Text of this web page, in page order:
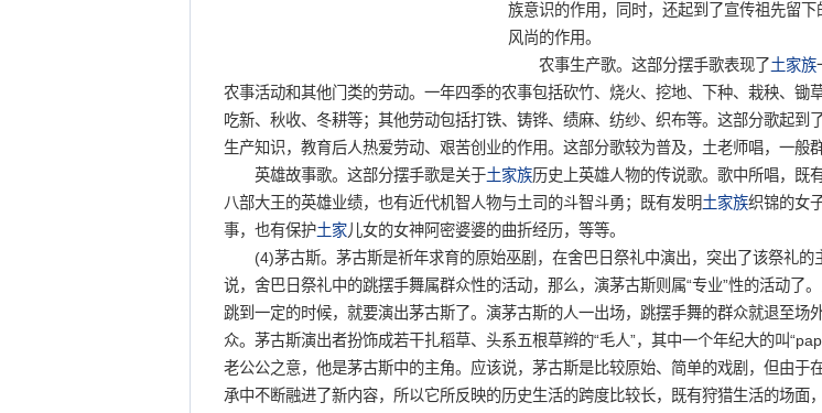
族意识的作用，同时，还起到了宣传祖先留下
风尚的作用。
农事生产歌。这部分摆手歌表现了土家族
农事活动和其他门类的劳动。一年四季的农事包括砍竹、烧火、挖地、下种、栽秧、锄草
吃新、秋收、冬耕等；其他劳动包括打铁、铸铧、绩麻、纺纱、织布等。这部分歌起到
生产知识，教育后人热爱劳动、艰苦创业的作用。这部分歌较为普及，土老师唱，一般群
英雄故事歌。这部分摆手歌是关于土家族历史上英雄人物的传说歌。歌中所唱，既
八部大王的英雄业绩，也有近代机智人物与土司的斗智斗勇；既有发明土家族织锦的女
事，也有保护土家儿女的女神阿密婆婆的曲折经历，等等。
(4)茅古斯。茅古斯是祈年求育的原始巫剧，在舍巴日祭礼中演出，突出了该祭礼的
说，舍巴日祭礼中的跳摆手舞属群众性的活动，那么，演茅古斯则属“专业”性的活动了
跳到一定的时候，就要演出茅古斯了。演茅古斯的人一出场，跳摆手舞的群众就退至场
众。茅古斯演出者扮饰成若干扎稻草、头系五根草辫的“毛人”，其中一个年纪大的叫
老公公之意，他是茅古斯中的主角。应该说，茅古斯是比较原始、简单的戏剧，但由于
承中不断融进了新内容，所以它所反映的历史生活的跨度比较长，既有狩猎生活的场面